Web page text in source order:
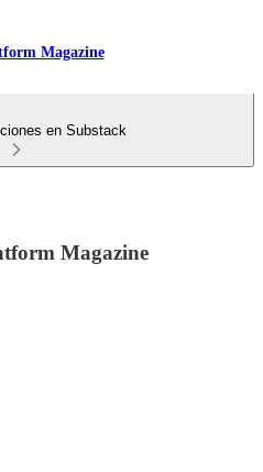
Magazine
en Substack
Magazine